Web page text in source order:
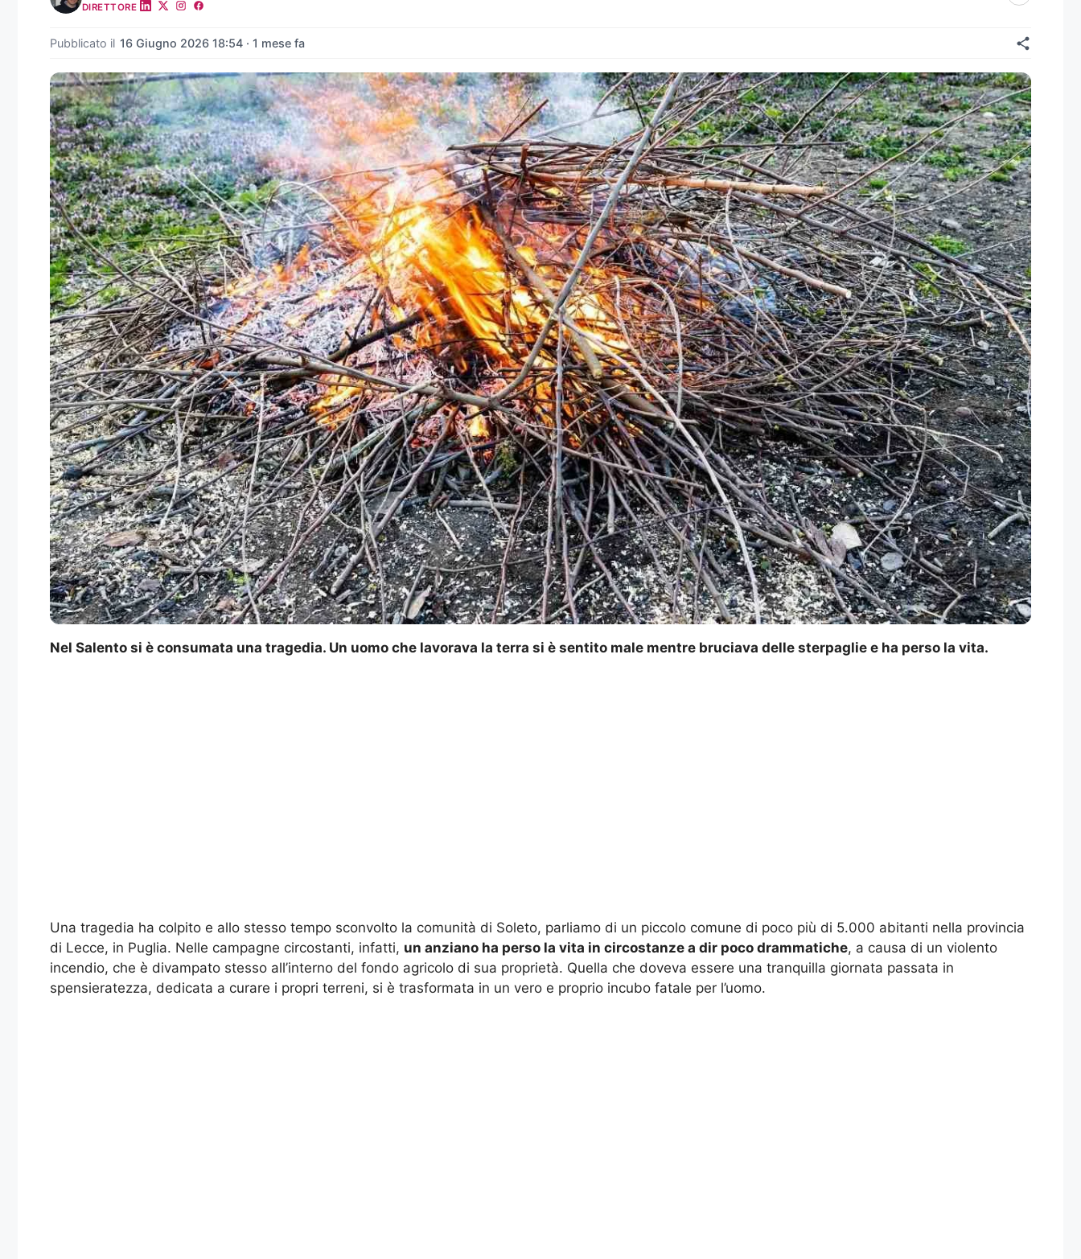
DIRETTORE
Pubblicato il 16 Giugno 2026 18:54 · 1 mese fa
Nel Salento si è consumata una tragedia. Un uomo che lavorava la terra si è sentito male mentre bruciava delle sterpaglie e ha perso la vita.
Una tragedia ha colpito e allo stesso tempo sconvolto la comunità di Soleto, parliamo di un piccolo comune di poco più di 5.000 abitanti nella provincia
di Lecce, in Puglia. Nelle campagne circostanti, infatti, un anziano ha perso la vita in circostanze a dir poco drammatiche, a causa di un violento
incendio, che è divampato stesso all’interno del fondo agricolo di sua proprietà. Quella che doveva essere una tranquilla giornata passata in
spensieratezza, dedicata a curare i propri terreni, si è trasformata in un vero e proprio incubo fatale per l’uomo.